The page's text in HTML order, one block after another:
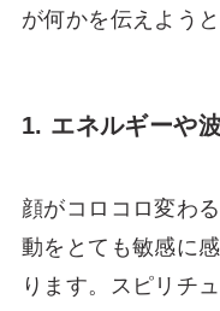
が何かを伝えよう
1. エネルギーや
顔がコロコロ変わ
動をとても敏感に
ります。スピリチ